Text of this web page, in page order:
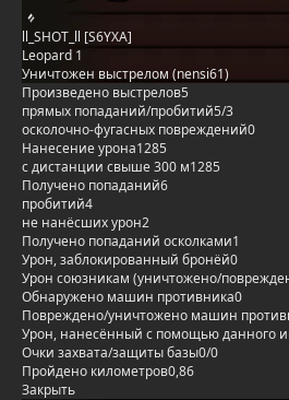
ll_SHOT_ll [S6YXA]
Leopard 1
Уничтожен выстрелом (nensi61)
Произведено выстрелов5
прямых попаданий/пробитий5/3
осколочно-фугасных повреждений0
Нанесение урона1285
с дистанции свыше 300 м1285
Получено попаданий6
пробитий4
не нанёсших урон2
Получено попаданий осколками1
Урон, заблокированный бронёй0
Урон союзникам (уничтожено/
Обнаружено машин противника0
Повреждено/уничтожено машин
Урон, нанесённый с помощью данного
Очки захвата/защиты базы0/0
Пройдено километров0,86
Закрыть